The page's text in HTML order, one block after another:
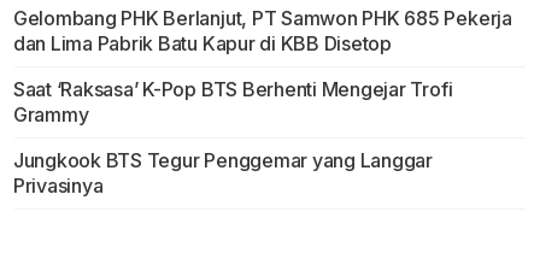
Gelombang PHK Berlanjut, PT Samwon PHK 685 Pekerja
dan Lima Pabrik Batu Kapur di KBB Disetop
Saat ‘Raksasa’ K-Pop BTS Berhenti Mengejar Trofi
Grammy
Jungkook BTS Tegur Penggemar yang Langgar
Privasinya